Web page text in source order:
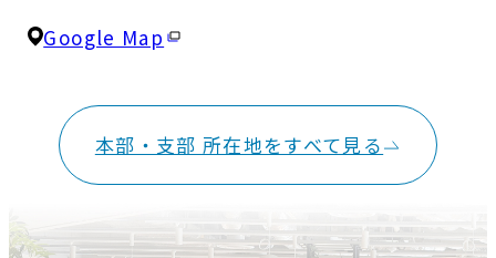
Google Map
本部・支部 所在地をすべて見る